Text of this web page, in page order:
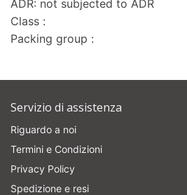
ADR: not subjected to ADR
Class :
Packing group :
Servizio di assistenza
Riguardo a noi
Termini e Condizioni
Privacy Policy
Spedizione e resi